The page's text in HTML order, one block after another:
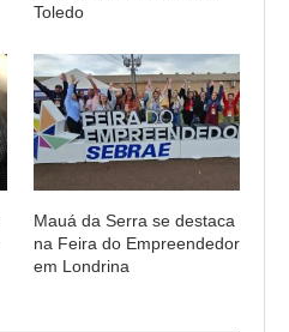
Toledo
Mauá da Serra se destaca
na Feira do Empreendedor
em Londrina